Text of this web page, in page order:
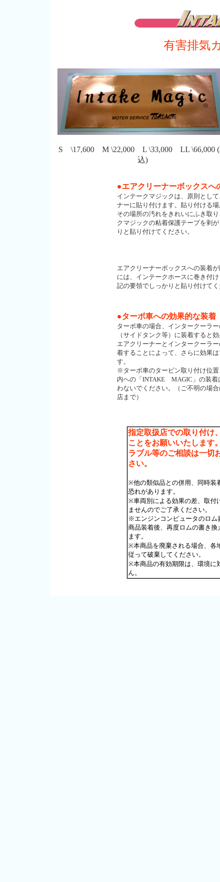
有害排気
S \17,600 M \22,000 L \33,000 LL \66,000
込)
●エアクリーナーボックスへ
インテークマジックは、原則とし
ナーに貼り付けます。貼り付ける
その場所の汚れをきれいにふき取
クマジックの粘着保護テープを剥
りと貼り付けてください。
エアクリーナーボックスへの装着
には、インテークホースに巻き付
記の要領でしっかりと貼り付けて
●ターボ車への効果的な装着
ターボ車の場合、インタークーラ
（サイドタンク等）に装着すると
エアクリーナーとインタークーラ
着することによって、さらに効果
す。
※ターボ車のタービン取り付け位置
内への「INTAKE MAGIC」の装着
わないでください。（ご不明の場
店まで）
指定取扱店での取り付け
ことをお願いいたします
ラブル等のご相談は一切
さい。
※他の類似品との併用、同時装
恐れがあります。
※車両別による効果の差、取付
ませんのでご了承ください。
※エンジンコンピュータのロム
商品装着後、再度ロムの書き
ます。
※本商品を廃棄される場合、各
従って破棄してください。
※本商品の有効期限は、環境に
ん。